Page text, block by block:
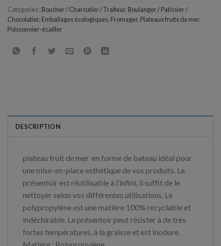
Catégories : Boucher / Charcutier / Traiteur, Boulanger / Patissier /
Chocolatier, Emballages écologiques, Fromager, Plateaux fruits de mer,
Poissonnier-écailler
DESCRIPTION
plateau fruit de mer en forme de bateau idéal pour
une mise-en-place esthétique de vos produits. Le
présentoir est réutilisable à l’infini, il suffit de le
nettoyer selon vos différentes utilisations. Le
polypropylène est une matière 100% recyclable et
indéchirable. Le présentoir peut résister à de très
fortes températures, à la graisse et est inodore.